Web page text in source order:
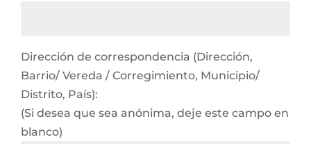
Dirección de correspondencia (Dirección,
Barrio/ Vereda / Corregimiento, Municipio/
Distrito, País):
(Si desea que sea anónima, deje este campo en
blanco)